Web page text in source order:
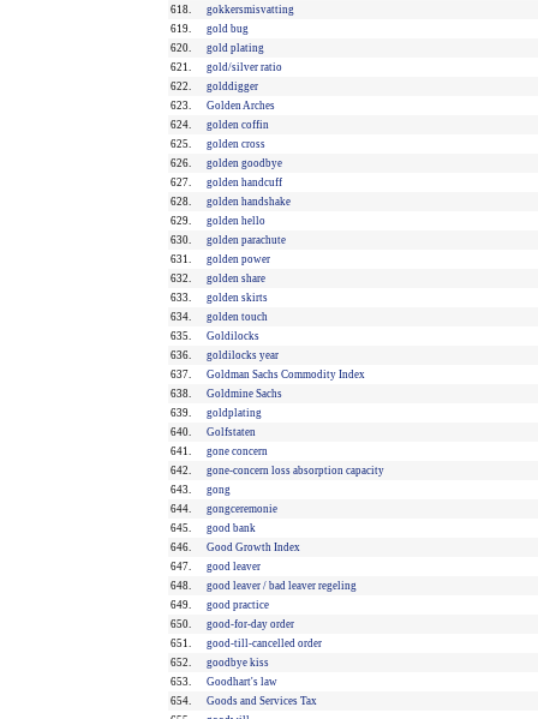
618.
gokkersmisvatting
619.
gold bug
620.
gold plating
621.
gold/silver ratio
622.
golddigger
623.
Golden Arches
624.
golden coffin
625.
golden cross
626.
golden goodbye
627.
golden handcuff
628.
golden handshake
629.
golden hello
630.
golden parachute
631.
golden power
632.
golden share
633.
golden skirts
634.
golden touch
635.
Goldilocks
636.
goldilocks year
637.
Goldman Sachs Commodity Index
638.
Goldmine Sachs
639.
goldplating
640.
Golfstaten
641.
gone concern
642.
gone-concern loss absorption capacity
643.
gong
644.
gongceremonie
645.
good bank
646.
Good Growth Index
647.
good leaver
648.
good leaver / bad leaver regeling
649.
good practice
650.
good-for-day order
651.
good-till-cancelled order
652.
goodbye kiss
653.
Goodhart's law
654.
Goods and Services Tax